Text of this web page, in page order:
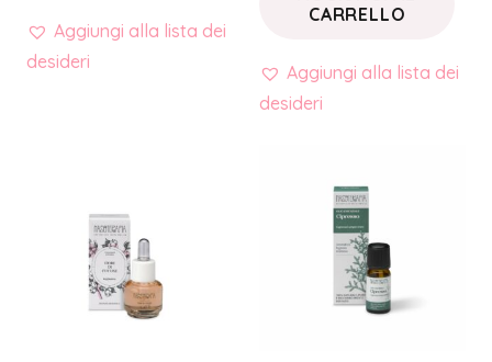
Aggiungi alla lista dei
desideri
CARRELLO
Aggiungi alla lista dei
desideri